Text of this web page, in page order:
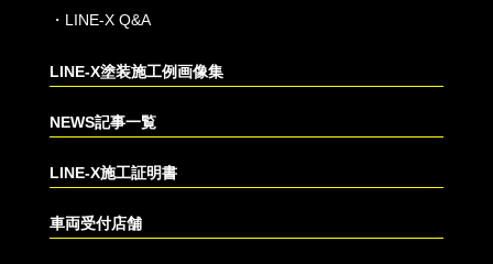
・ LINE-X Q&A
LINE-X塗装施工例画像集
NEWS記事一覧
LINE-X施工証明書
車両受付店舗